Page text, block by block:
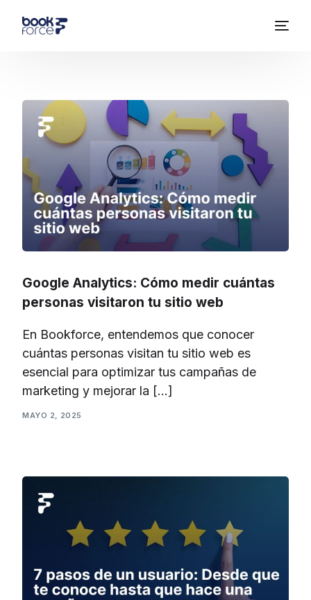
Google Analytics: Cómo medir cuántas
personas visitaron tu sitio web
En Bookforce, entendemos que conocer
cuántas personas visitan tu sitio web es
esencial para optimizar tus campañas de
marketing y mejorar la […]
MAYO 2, 2025